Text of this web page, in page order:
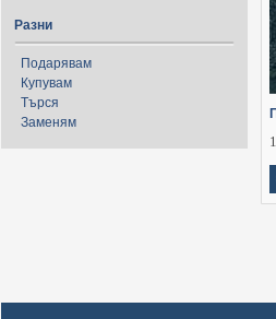
Разни
Подарявам
Купувам
Търся
Заменям